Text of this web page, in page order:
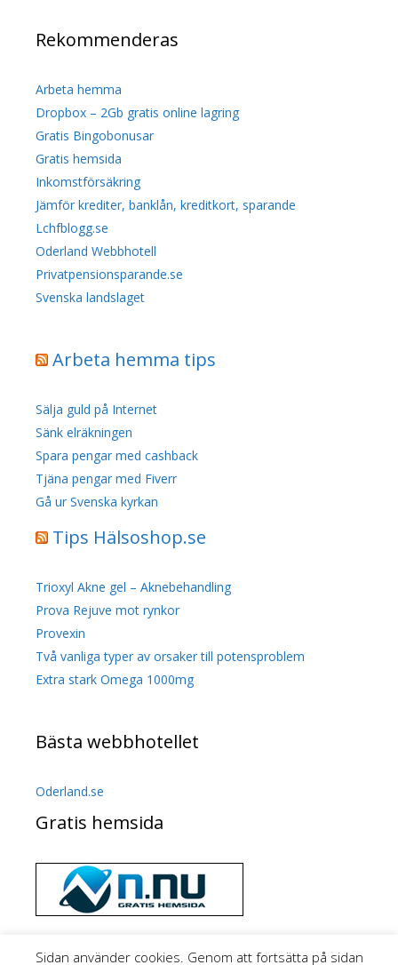
Rekommenderas
Arbeta hemma
Dropbox – 2Gb gratis online lagring
Gratis Bingobonusar
Gratis hemsida
Inkomstförsäkring
Jämför krediter, banklån, kreditkort, sparande
Lchfblogg.se
Oderland Webbhotell
Privatpensionsparande.se
Svenska landslaget
Arbeta hemma tips
Sälja guld på Internet
Sänk elräkningen
Spara pengar med cashback
Tjäna pengar med Fiverr
Gå ur Svenska kyrkan
Tips Hälsoshop.se
Trioxyl Akne gel – Aknebehandling
Prova Rejuve mot rynkor
Provexin
Två vanliga typer av orsaker till potensproblem
Extra stark Omega 1000mg
Bästa webbhotellet
Oderland.se
Gratis hemsida
Sidan använder cookies. Genom att fortsätta på sidan